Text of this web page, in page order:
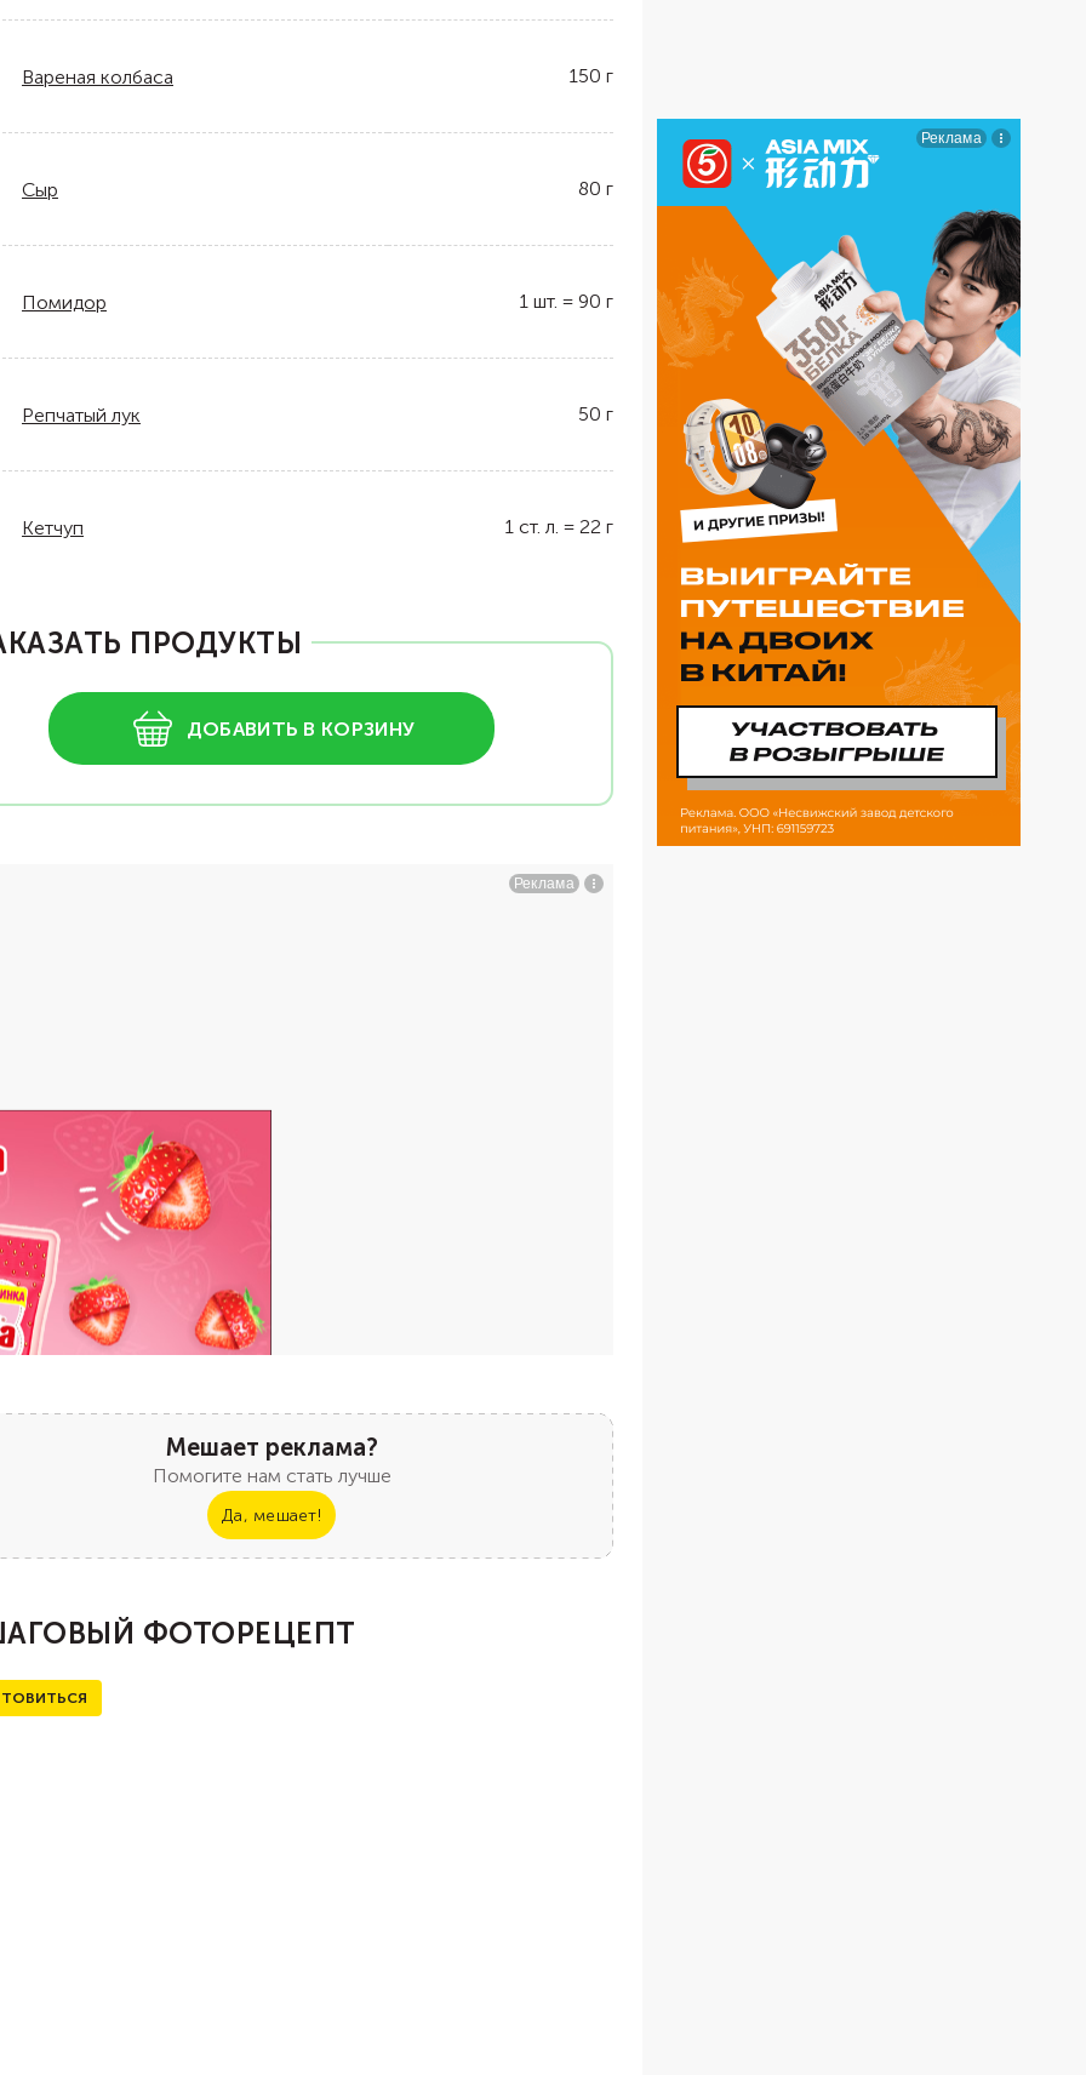
Вареная колбаса 150 г
Сыр 80 г
Помидор 1 шт. = 90 г
Репчатый лук 50 г
Кетчуп 1 ст. л. = 22 г
ПРОДУКТЫ
ДОБАВИТЬ В КОРЗИНУ
Мешает реклама?
Помогите нам стать лучше
Да, мешает!
ФОТОРЕЦЕПТ